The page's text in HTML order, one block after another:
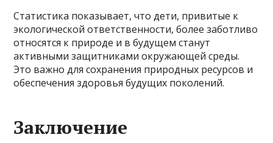
Статистика показывает, что дети, привитые к
экологической ответственности, более заботливо
относятся к природе и в будущем станут
активными защитниками окружающей среды.
Это важно для сохранения природных ресурсов и
обеспечения здоровья будущих поколений.
Заключение